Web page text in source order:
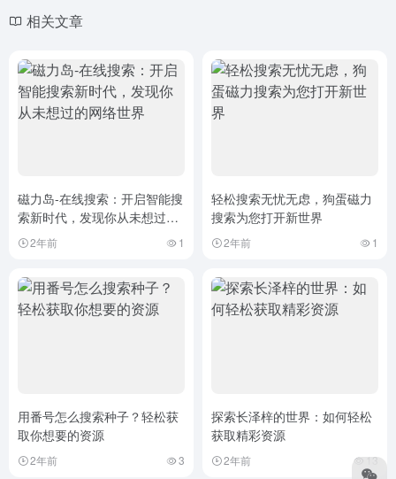
相关文章
磁力岛-在线搜索：开启智能搜
索新时代，发现你从未想过的
网络世界
2年前 1
轻松搜索无忧无虑，狗蛋磁力
搜索为您打开新世界
2年前 1
用番号怎么搜索种子？轻松获
取你想要的资源
2年前 3
探索长泽梓的世界：如何轻松
获取精彩资源
2年前 13